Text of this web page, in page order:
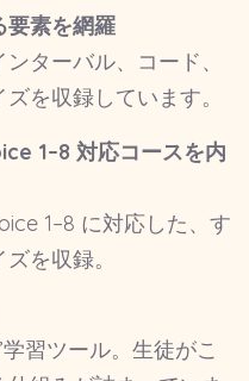
要素を網羅
ターバル、コード、
を収録しています。
1–8 対応コースを内
1–8 に対応した、す
を収録。
習ツール。生徒がこ